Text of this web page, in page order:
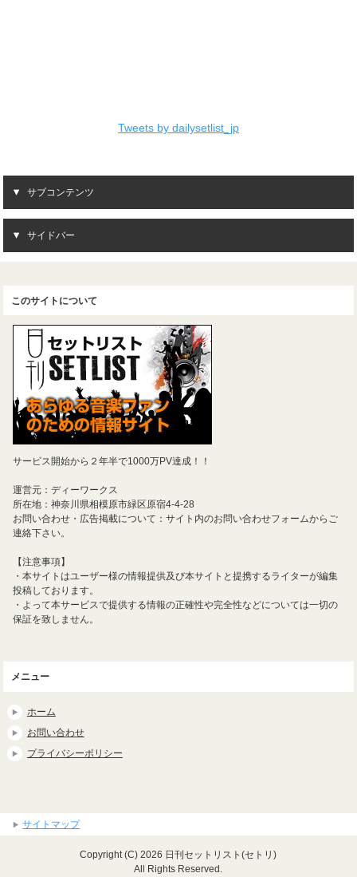
Tweets by dailysetlist_jp
サブコンテンツ
サイドバー
このサイトについて
サービス開始から２年半で1000万PV達成！！
運営元：ディーワークス
所在地：神奈川県相模原市緑区原宿4-4-28
お問い合わせ・広告掲載について：サイト内のお問い合わせフォームからご
連絡下さい。
【注意事項】
・本サイトはユーザー様の情報提供及び本サイトと提携するライターが編集
投稿しております。
・よって本サービスで提供する情報の正確性や完全性などについては一切の
保証を致しません。
メニュー
ホーム
お問い合わせ
プライバシーポリシー
サイトマップ
Copyright (C) 2026 日刊セットリスト(セトリ)
All Rights Reserved.